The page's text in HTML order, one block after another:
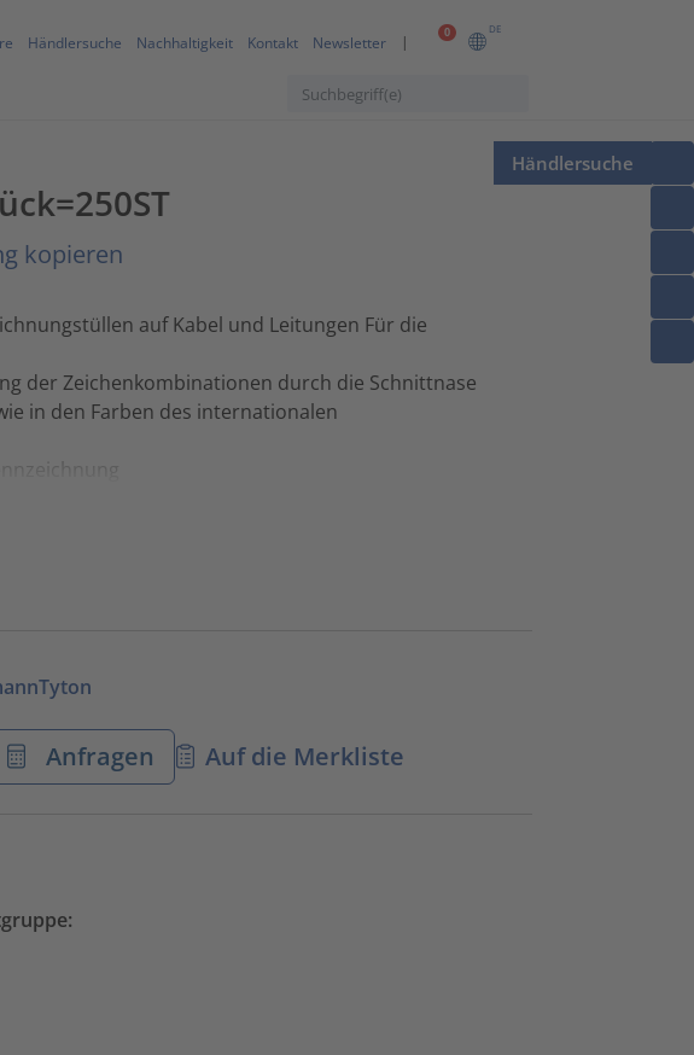
0 DE
Händlersuche Nachhaltigkeit Kontakt Newsletter
Händlersuche
kopieren
auf Kabel und Leitungen Für die
der Zeichenkombinationen durch die Schnittnase
in den Farben des internationalen
Anfragen Auf die Merkliste